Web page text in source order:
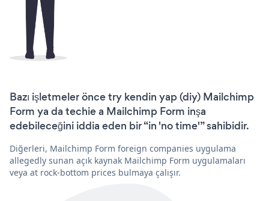
Bazı işletmeler önce try kendin yap (diy) Mailchimp
Form ya da techie a Mailchimp Form inşa
edebileceğini iddia eden bir “in 'no time'” sahibidir.
Diğerleri, Mailchimp Form foreign companies uygulama
allegedly sunan açık kaynak Mailchimp Form uygulamaları
veya at rock-bottom prices bulmaya çalışır.